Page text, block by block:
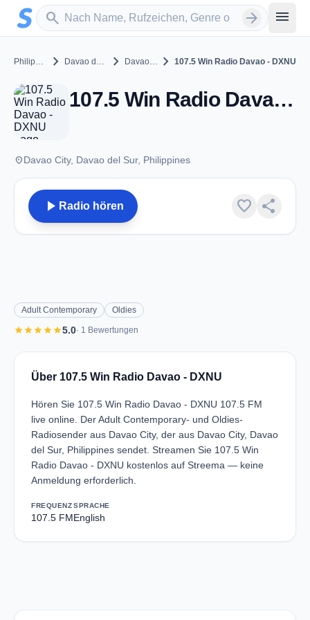
Zum Hauptinhalt springen
search
Sender suchen arrow_forward menu
Philippines chevron_right Davao del Sur chevron_right Davao City chevron_right 107.5 Win Radio Davao - DXNU
107.5 Win Radio Davao - DXNU - FM 107.5 - Davao City
placeDavao City, Davao del Sur, Philippines
play_arrow Radio hören favorite share
Adult Contemporary Oldies
starstarstarstarstar5.0· 1 Bewertungen
Über 107.5 Win Radio Davao - DXNU
Hören Sie 107.5 Win Radio Davao - DXNU 107.5 FM
live online. Der Adult Contemporary- und Oldies-
Radiosender aus Davao City, der aus Davao City, Davao
del Sur, Philippines sendet. Streamen Sie 107.5 Win
Radio Davao - DXNU kostenlos auf Streema — keine
Anmeldung erforderlich.
FREQUENZ
107.5 FM
SPRACHE
English